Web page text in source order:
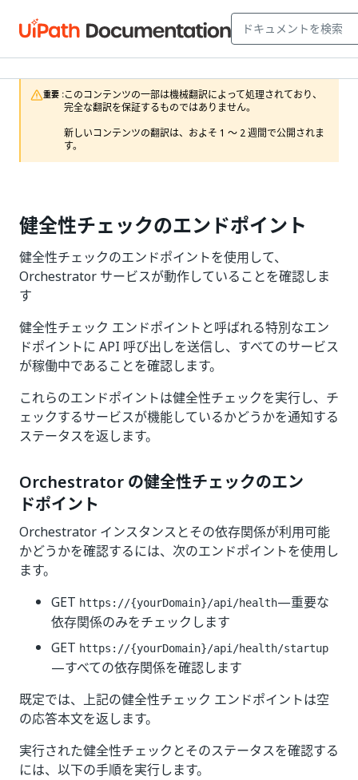
重要 :このコンテンツの一部は機械翻訳によって処理されており、
完全な翻訳を保証するものではありません。
新しいコンテンツの翻訳は、およそ 1 ～ 2 週間で公開されま
す。
健全性チェックのエンドポイント
健全性チェックのエンドポイントを使用して、
Orchestrator サービスが動作していることを確認しま
す
健全性チェック エンドポイントと呼ばれる特別なエン
ドポイントに API 呼び出しを送信し、すべてのサービス
が稼働中であることを確認します。
これらのエンドポイントは健全性チェックを実行し、チ
ェックするサービスが機能しているかどうかを通知する
ステータスを返します。
Orchestrator の健全性チェックのエン
ドポイント
Orchestrator インスタンスとその依存関係が利用可能
かどうかを確認するには、次のエンドポイントを使用し
ます。
GET https://{yourDomain}/api/health—重要な
依存関係のみをチェックします
GET https://{yourDomain}/api/health/startup
—すべての依存関係を確認します
既定では、上記の健全性チェック エンドポイントは空
の応答本文を返します。
実行された健全性チェックとそのステータスを確認する
には、以下の手順を実行します。